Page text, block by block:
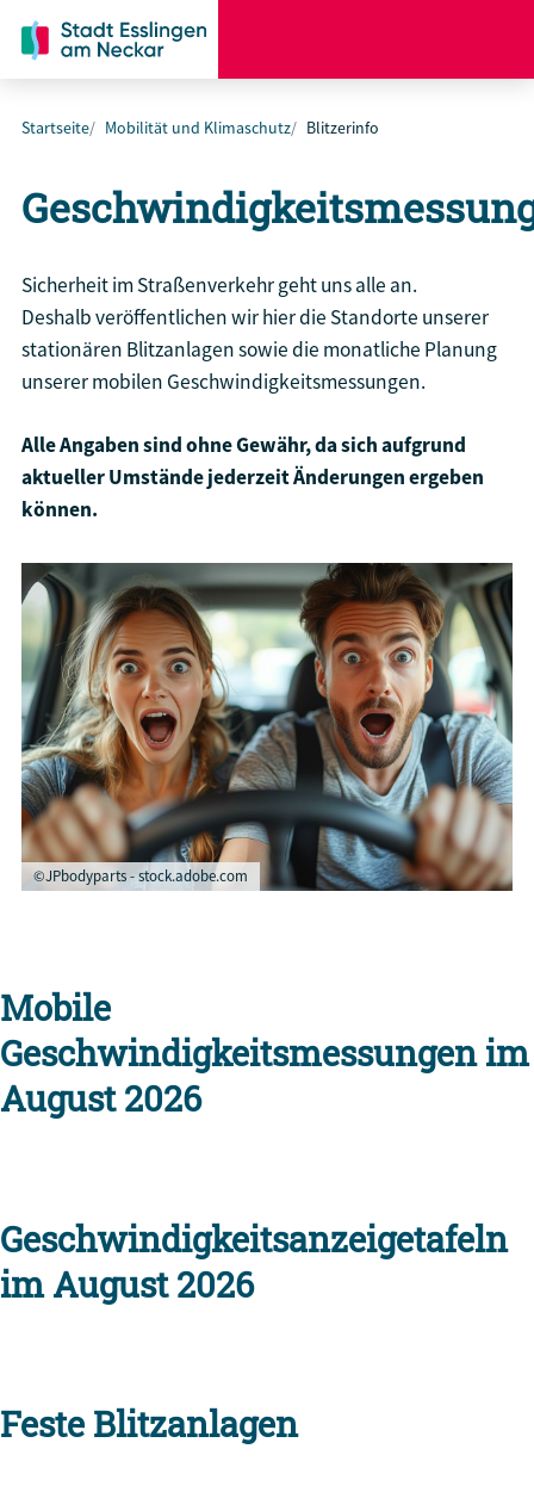
Startseite Mobilität und Klimaschutz Blitzerinfo
Sicherheit im Straßenverkehr geht uns alle an.
Deshalb veröffentlichen wir hier die Standorte unserer
stationären Blitzanlagen sowie die monatliche Planung
unserer mobilen Geschwindigkeitsmessungen.
Alle Angaben sind ohne Gewähr, da sich aufgrund
aktueller Umstände jederzeit Änderungen ergeben
können.
©JPbodyparts - stock.adobe.com
Mobile
Geschwindigkeitsmessungen im
August 2026
Geschwindigkeitsanzeigetafeln
im August 2026
Feste Blitzanlagen